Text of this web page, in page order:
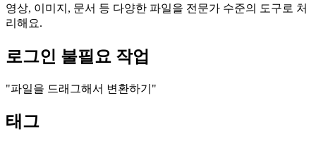
영상, 이미지, 문서 등 다양한 파일을 전문가 수준의 도구로 처
리해요.
로그인 불필요 작업
"파일을 드래그해서 변환하기"
태그